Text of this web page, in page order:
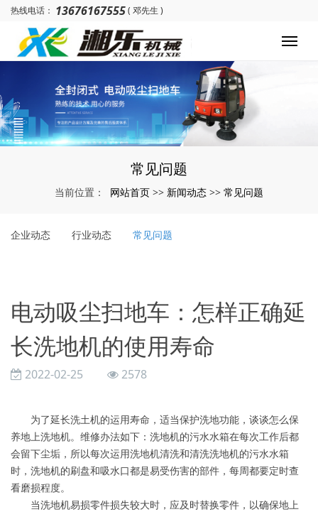
热线电话： 13676167555( 邓先生 )
常见问题
当前位置： 网站首页 >> 新闻动态 >> 常见问题
企业动态 行业动态 常见问题
电动吸尘扫地车：怎样正确延
长洗地机的使用寿命
2022-02-25 2578
为了延长洗土机的运用寿命，适当保护洗地功能，谈谈怎么保
养地上洗地机。维修办法如下：洗地机的污水水箱在每次工作后都
会留下尘垢，所以每次运用洗地机清洗和清洗洗地机的污水水箱
时，洗地机的刷盘和吸水口都是易受伤害的部件，每周都要定时查
看磨损程度。
当洗地机易损零件损失较大时，应及时替换零件，以确保地上